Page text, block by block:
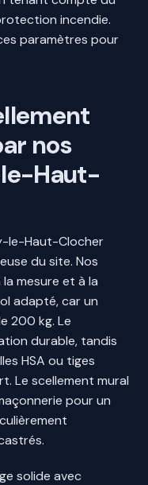
incendie.
paramètres pour
nos
Haut-
le-Haut-Clocher
du site. Nos
mesure et à la
adapté, car un
200 kg. Le
durable, tandis
HSA ou tiges
Le scellement mural
pour un
solide avec